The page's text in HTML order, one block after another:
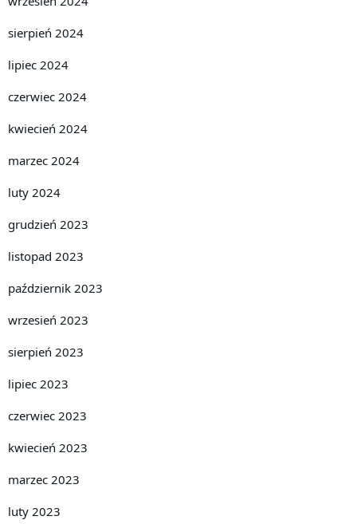
sierpień 2024
lipiec 2024
czerwiec 2024
kwiecień 2024
marzec 2024
luty 2024
grudzień 2023
listopad 2023
październik 2023
wrzesień 2023
sierpień 2023
lipiec 2023
czerwiec 2023
kwiecień 2023
marzec 2023
luty 2023